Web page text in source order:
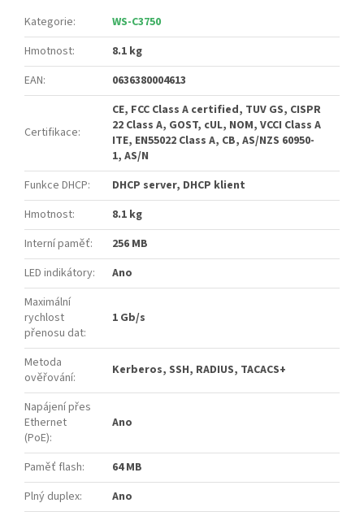
Kategorie:
WS-C3750
Hmotnost:
8.1 kg
EAN: 0636380004613
Certifikace:
CE, FCC Class A certified, TUV GS, CISPR
22 Class A, GOST, cUL, NOM, VCCI Class A
ITE, EN55022 Class A, CB, AS/NZS 60950-
1, AS/N
Funkce DHCP:
DHCP server, DHCP klient
Hmotnost:
8.1 kg
Interní paměť:
256 MB
LED indikátory:
Ano
Maximální
rychlost
přenosu dat:
1 Gb/s
Metoda
ověřování: Kerberos, SSH, RADIUS, TACACS+
Napájení přes
Ethernet
(PoE):
Ano
Paměť flash:
64 MB
Plný duplex:
Ano